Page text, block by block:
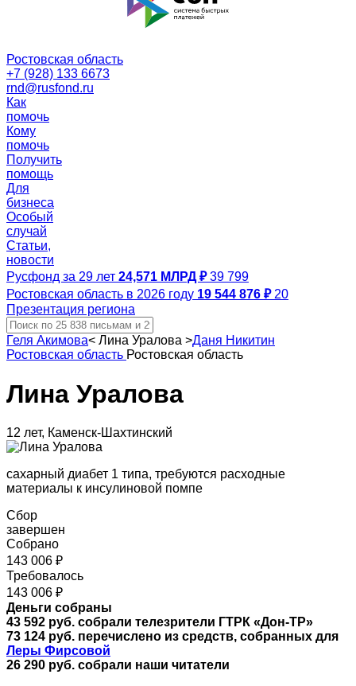
Ростовская область
+7 (928) 133 6673
rnd@rusfond.ru
Как
помочь
Кому
помочь
Получить
помощь
Для
бизнеса
Особый
случай
Статьи,
новости
Русфонд за 29 лет 24,571 МЛРД ₽ 39 799
Ростовская область в 2026 году 19 544 876 ₽ 20
Презентация региона
Геля Акимова< Лина Уралова >Даня Никитин
Ростовская область Ростовская область
Лина Уралова
12 лет, Каменск-Шахтинский
сахарный диабет 1 типа, требуются расходные
материалы к инсулиновой помпе
Сбор
завершен
Собрано
143 006 ₽
Требовалось
143 006 ₽
Деньги собраны
43 592 руб. собрали телезрители ГТРК «Дон-ТР»
73 124 руб. перечислено из средств, собранных для
Леры Фирсовой
26 290 руб. собрали наши читатели